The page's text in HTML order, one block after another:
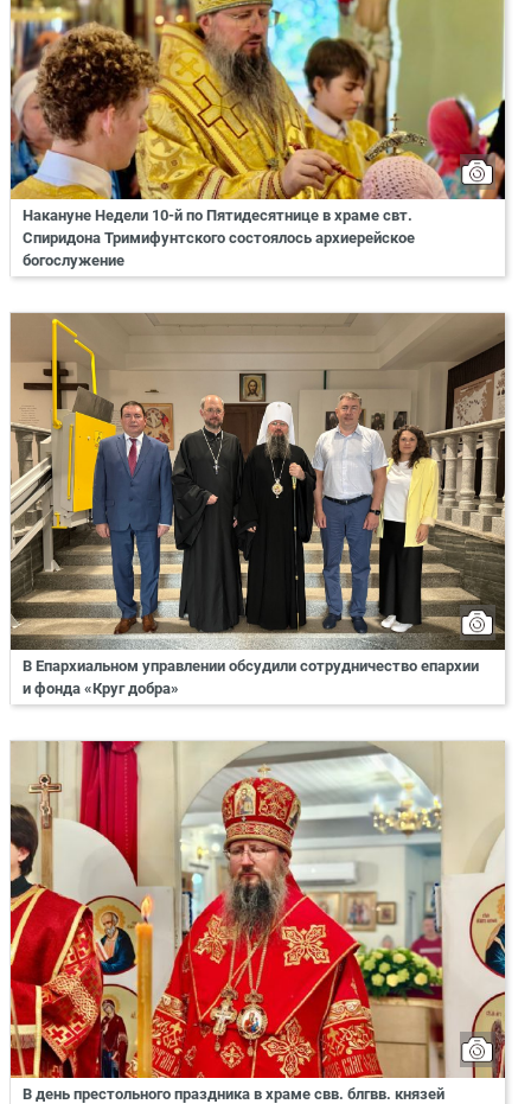
Накануне Недели 10-й по Пятидесятнице в храме свт.
Спиридона Тримифунтского состоялось архиерейское
богослужение
В Епархиальном управлении обсудили сотрудничество епархии
и фонда «Круг добра»
В день престольного праздника в храме свв. блгвв. князей